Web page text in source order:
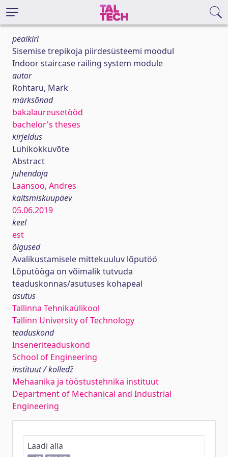
pealkiri
Sisemise trepikoja piirdesüsteemi moodul
Indoor staircase railing system module
autor
Rohtaru, Mark
märksõnad
bakalaureusetööd
bachelor's theses
kirjeldus
Lühikokkuvõte
Abstract
juhendaja
Laansoo, Andres
kaitsmiskuupäev
05.06.2019
keel
est
õigused
Avalikustamisele mittekuuluv lõputöö
Lõputööga on võimalik tutvuda
teaduskonnas/asutuses kohapeal
asutus
Tallinna Tehnikaülikool
Tallinn University of Technology
teaduskond
Inseneriteaduskond
School of Engineering
instituut / kolledž
Mehaanika ja tööstustehnika instituut
Department of Mechanical and Industrial
Engineering
Laadi alla